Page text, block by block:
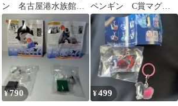
ン 名古屋港水族館限
定 2点目以降150円引
ペンギン C賞マグカ
ップ&E賞アクリルチャ
ーム やせるセット
¥790 ¥499